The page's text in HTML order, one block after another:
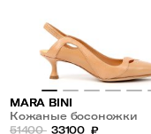
MARA BINI
Кожаные босоножки
51400 33100 ₽